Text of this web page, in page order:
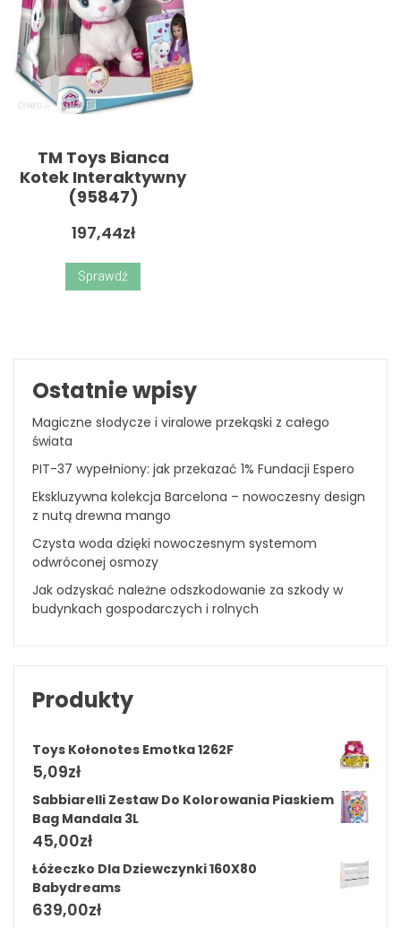
TM Toys Bianca
Kotek Interaktywny
(95847)
197,44zł
Sprawdź
Ostatnie wpisy
Magiczne słodycze i viralowe przekąski z całego
świata
PIT-37 wypełniony: jak przekazać 1% Fundacji Espero
Ekskluzywna kolekcja Barcelona – nowoczesny design
z nutą drewna mango
Czysta woda dzięki nowoczesnym systemom
odwróconej osmozy
Jak odzyskać należne odszkodowanie za szkody w
budynkach gospodarczych i rolnych
Produkty
Toys Kołonotes Emotka 1262F
5,09zł
Sabbiarelli Zestaw Do Kolorowania Piaskiem
Bag Mandala 3L
45,00zł
Łóżeczko Dla Dziewczynki 160X80
Babydreams
639,00zł